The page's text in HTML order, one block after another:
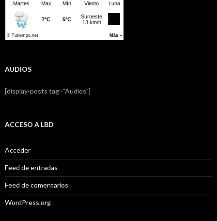
AUDIOS
[display-posts tag="Audios"]
ACCESO A LBD
Acceder
Feed de entradas
Feed de comentarios
WordPress.org